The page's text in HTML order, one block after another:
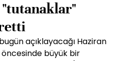
açıklayacağı Haziran
büyük bir